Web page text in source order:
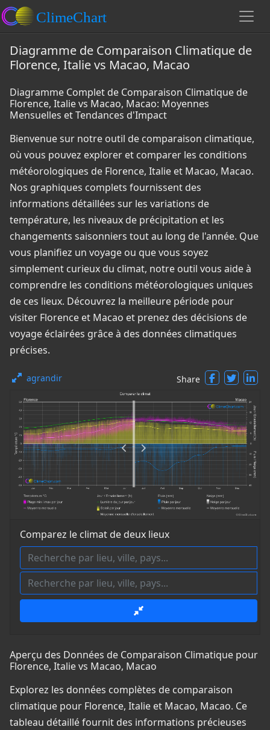
Diagramme de Comparaison Climatique de
Florence, Italie vs Macao, Macao
Diagramme Complet de Comparaison Climatique de
Florence, Italie vs Macao, Macao: Moyennes
Mensuelles et Tendances d'Impact
Bienvenue sur notre outil de comparaison climatique,
où vous pouvez explorer et comparer les conditions
météorologiques de Florence, Italie et Macao, Macao.
Nos graphiques complets fournissent des
informations détaillées sur les variations de
température, les niveaux de précipitation et les
changements saisonniers tout au long de l'année. Que
vous planifiez un voyage ou que vous soyez
simplement curieux du climat, notre outil vous aide à
comprendre les conditions météorologiques uniques
de ces lieux. Découvrez la meilleure période pour
visiter Florence et Macao et prenez des décisions de
voyage éclairées grâce à des données climatiques
précises.
agrandir Share
Comparez le climat de deux lieux
Aperçu des Données de Comparaison Climatique pour
Florence, Italie vs Macao, Macao
Explorez les données complètes de comparaison
climatique pour Florence, Italie et Macao, Macao. Ce
tableau détaillé fournit des informations précieuses